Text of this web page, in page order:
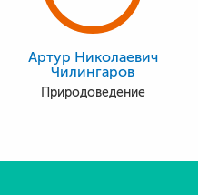
Артур Николаевич
Чилингаров
Природоведение